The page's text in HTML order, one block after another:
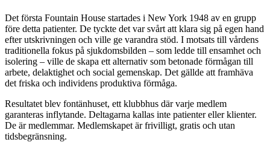
Det första Fountain House startades i New York 1948 av en grupp
före detta patienter. De tyckte det var svårt att klara sig på egen hand
efter utskrivningen och ville ge varandra stöd. I motsats till vårdens
traditionella fokus på sjukdomsbilden – som ledde till ensamhet och
isolering – ville de skapa ett alternativ som betonade förmågan till
arbete, delaktighet och social gemenskap. Det gällde att framhäva
det friska och individens produktiva förmåga.
Resultatet blev fontänhuset, ett klubbhus där varje medlem
garanteras inflytande. Deltagarna kallas inte patienter eller klienter.
De är medlemmar. Medlemskapet är frivilligt, gratis och utan
tidsbegränsning.